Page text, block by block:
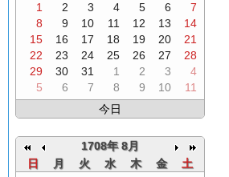
1
2 3 4 5 6
7
8
9 10 11 12 13
14
15
16 17 18 19 20
21
22
23 24 25 26 27
28
29
30 31 1 2 3
4
5
6 7 8 9 10
11
今日
1708年 8月
日
月 火 水 木 金
土